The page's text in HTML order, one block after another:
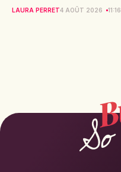
LAURA PERRET4 AOÛT 2026 11:16